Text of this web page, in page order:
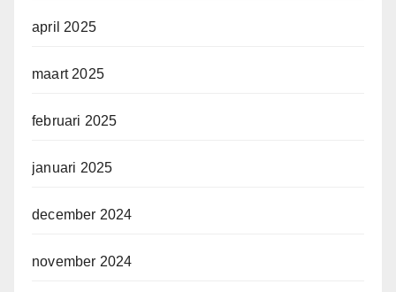
april 2025
maart 2025
februari 2025
januari 2025
december 2024
november 2024